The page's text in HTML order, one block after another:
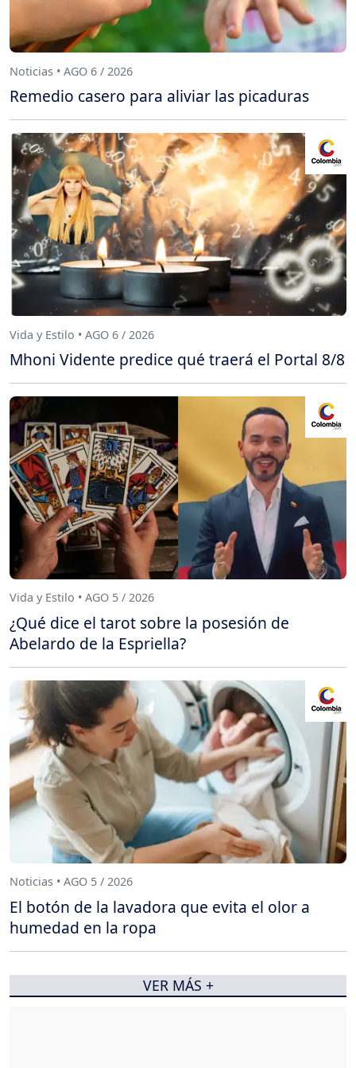
Noticias • AGO 6 / 2026
Remedio casero para aliviar las picaduras
Vida y Estilo • AGO 6 / 2026
Mhoni Vidente predice qué traerá el Portal 8/8
Vida y Estilo • AGO 5 / 2026
¿Qué dice el tarot sobre la posesión de
Abelardo de la Espriella?
Noticias • AGO 5 / 2026
El botón de la lavadora que evita el olor a
humedad en la ropa
VER MÁS +